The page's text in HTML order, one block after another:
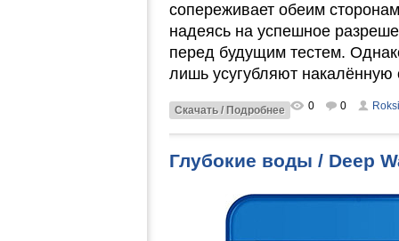
сопереживает обеим
надеясь на успешное
перед будущим тестем.
лишь усугубляют накалённую
Скачать / Подробнее 0 0 Roksi
Глубокие воды / Deep